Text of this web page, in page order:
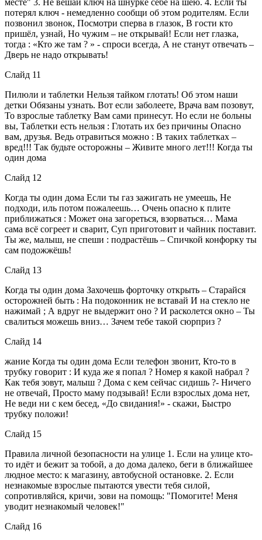
потерял ключ - немедленно сообщи об этом родителям. Если
позвонил звонок, Посмотри сперва в глазок, В гости кто
пришёл, узнай, Но чужим – не открывай! Если нет глазка,
тогда : «Кто же там ? » - спроси всегда, А не станут отвечать –
Дверь не надо открывать!
Слайд 11
Пилюли и таблетки Нельзя тайком глотать! Об этом наши
детки Обязаны узнать. Вот если заболеете, Врача вам позовут,
То взрослые таблетку Вам сами принесут. Но если не больны
вы, Таблетки есть нельзя : Глотать их без причины Опасно
вам, друзья. Ведь отравиться можно : В таких таблетках –
вред!!! Так будьте осторожны – Живите много лет!!! Когда ты
один дома
Слайд 12
Когда ты один дома Если ты газ зажигать не умеешь, Не
подходи, иль потом пожалеешь… Очень опасно к плите
приближаться : Может она загореться, взорваться… Мама
сама всё согреет и сварит, Суп приготовит и чайник поставит.
Ты же, малыш, не спеши : подрастёшь – Спичкой конфорку ты
сам подожжёшь!
Слайд 13
Когда ты один дома Захочешь форточку открыть – Старайся
осторожней быть : На подоконник не вставай И на стекло не
нажимай ; А вдруг не выдержит оно ? И расколется окно – Ты
свалиться можешь вниз… Зачем тебе такой сюрприз ?
Слайд 14
жание Когда ты один дома Если телефон звонит, Кто-то в
трубку говорит : И куда же я попал ? Номер я какой набрал ?
Как тебя зовут, малыш ? Дома с кем сейчас сидишь ?- Ничего
не отвечай, Просто маму подзывай! Если взрослых дома нет,
Не веди ни с кем бесед, «До свидания!» - скажи, Быстро
трубку положи!
Слайд 15
Правила личной безопасности на улице 1. Если на улице кто-
то идёт и бежит за тобой, а до дома далеко, беги в ближайшее
людное место: к магазину, автобусной остановке. 2. Если
незнакомые взрослые пытаются увести тебя силой,
сопротивляйся, кричи, зови на помощь: "Помогите! Меня
уводит незнакомый человек!"
Слайд 16